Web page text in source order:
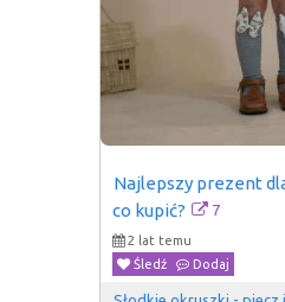
Najlepszy prezent
co kupić?
7
2 lat temu
Śledź
Dodaj